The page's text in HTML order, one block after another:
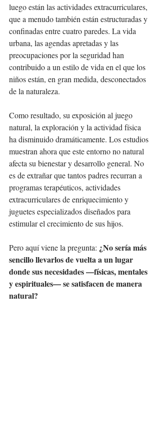
luego están las actividades extracurriculares,
que a menudo también están estructuradas y
confinadas entre cuatro paredes. La vida
urbana, las agendas apretadas y las
preocupaciones por la seguridad han
contribuido a un estilo de vida en el que los
niños están, en gran medida, desconectados
de la naturaleza.
Como resultado, su exposición al juego
natural, la exploración y la actividad física
ha disminuido dramáticamente. Los estudios
muestran ahora que este entorno no natural
afecta su bienestar y desarrollo general. No
es de extrañar que tantos padres recurran a
programas terapéuticos, actividades
extracurriculares de enriquecimiento y
juguetes especializados diseñados para
estimular el crecimiento de sus hijos.
Pero aquí viene la pregunta: ¿No sería más
sencillo llevarlos de vuelta a un lugar
donde sus necesidades —físicas, mentales
y espirituales— se satisfacen de manera
natural?